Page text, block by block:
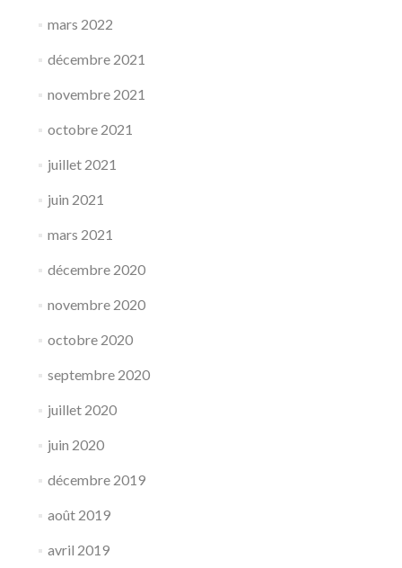
mars 2022
décembre 2021
novembre 2021
octobre 2021
juillet 2021
juin 2021
mars 2021
décembre 2020
novembre 2020
octobre 2020
septembre 2020
juillet 2020
juin 2020
décembre 2019
août 2019
avril 2019